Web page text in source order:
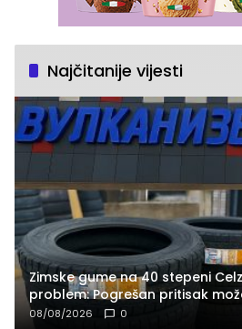
Najčitanije vijesti
Zimske gume na 40 stepeni
problem: Pogrešan pritisak
08/08/2026 0